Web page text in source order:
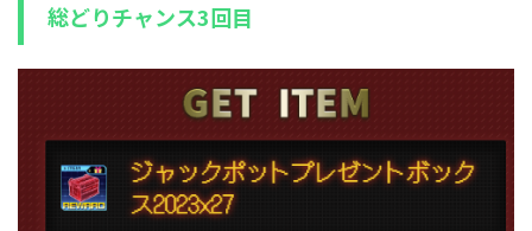
総どりチャンス3回目